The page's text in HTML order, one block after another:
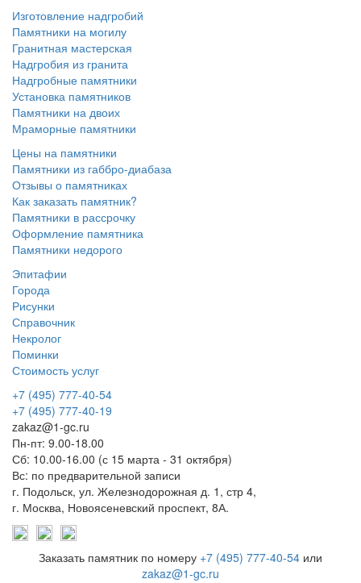
Изготовление надгробий
Памятники на могилу
Гранитная мастерская
Надгробия из гранита
Надгробные памятники
Установка памятников
Памятники на двоих
Мраморные памятники
Цены на памятники
Памятники из габбро-диабаза
Отзывы о памятниках
Как заказать памятник?
Памятники в рассрочку
Оформление памятника
Памятники недорого
Эпитафии
Города
Рисунки
Справочник
Некролог
Поминки
Стоимость услуг
+7 (495) 777-40-54
+7 (495) 777-40-19
zakaz@1-gc.ru
Пн-пт: 9.00-18.00
Сб: 10.00-16.00 (с 15 марта - 31 октября)
Вс: по предварительной записи
г. Подольск, ул. Железнодорожная д. 1, стр 4,
г. Москва, Новоясеневский проспект, 8А.
Заказать памятник по номеру +7 (495) 777-40-54 или
zakaz@1-gc.ru